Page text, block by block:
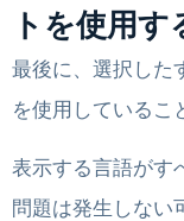
トを使用す
最後に、選択した
を使用しているこ
表示する言語がす
問題は発生しない